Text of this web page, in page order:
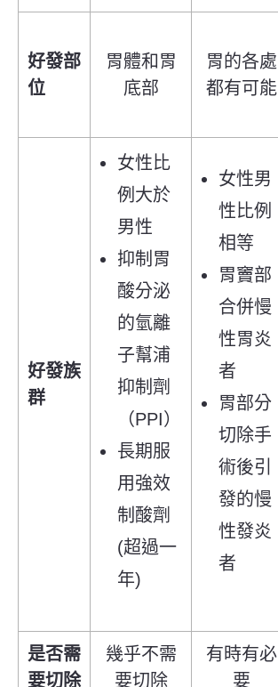
好發部
位
胃體和胃
底部
胃的各處
都有可能
好發族
群
女性比
例大於
男性
抑制胃
酸分泌
的氫離
子幫浦
抑制劑
（PPI）
長期服
用強效
制酸劑
(超過一
年)
女性男
性比例
相等
胃竇部
合併慢
性胃炎
者
胃部分
切除手
術後引
發的慢
性發炎
者
是否需
要切除
幾乎不需
要切除
有時有必
要